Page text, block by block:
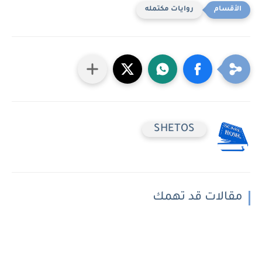
روايات مكتمله
SHETOS
مقالات قد تهمك